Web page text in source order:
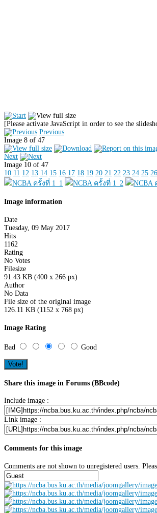
[Please activate JavaScript in order to see the
Previous
Image 8 of 47
Next
Image 10 of 47
10 11 12 13 14 15 16 17 18 19 20 21 22 23 24 25 26
Image information
Date
Tuesday, 09 May 2017
Hits
1162
Rating
No Votes
Filesize
91.43 KB (400 x 266 px)
Author
No Data
File size of the original image
126.11 KB (1152 x 768 px)
Image Rating
Bad Good
Share this image in Forums (BBcode)
Include image :
Link image :
Comments for this image
Comments are not shown to unregistered users.